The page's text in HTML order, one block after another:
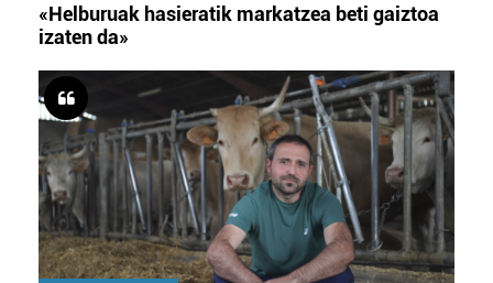
«Helburuak hasieratik markatzea beti gaiztoa
izaten da»